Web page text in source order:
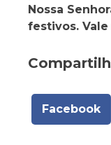
Nossa
festivos.
Facebook